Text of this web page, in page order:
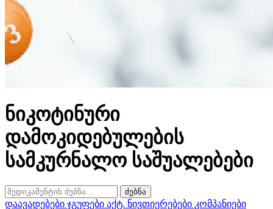
ნიკოტინური
დამოკიდებულების
სამკურნალო საშუალებები
ძებნა
დაავადებები ჯგუფები აქტ. ნივთიერებები კომპანიები